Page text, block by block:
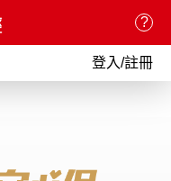
?
登入/註冊